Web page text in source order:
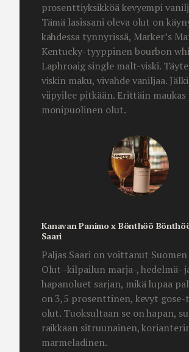
prosenttiyksikköä kevyempi
Tämä lasissani oleva olut on
kahdessa tynnyrissä, Marker’s
Kentucky-tyyppinen bourbon
Laphroaig single malt-viski.
viskin maku, vivahde vaniljaa.
viipyilee pitkään. Erittäin maukas
monipuolinen olut.
Kanavan Panimo x Bönthöö
Saari
Paljas Saari on voittanut Suomen
Olut -kilpailun marja-, hedelmä-
hapanoluet sarjan, mikä lupaa
on 3,5 prosenttinen, kevyt
olut. Tuoksultaan se on hapan,
raikkaan sitruunainen,
marmeladinen.